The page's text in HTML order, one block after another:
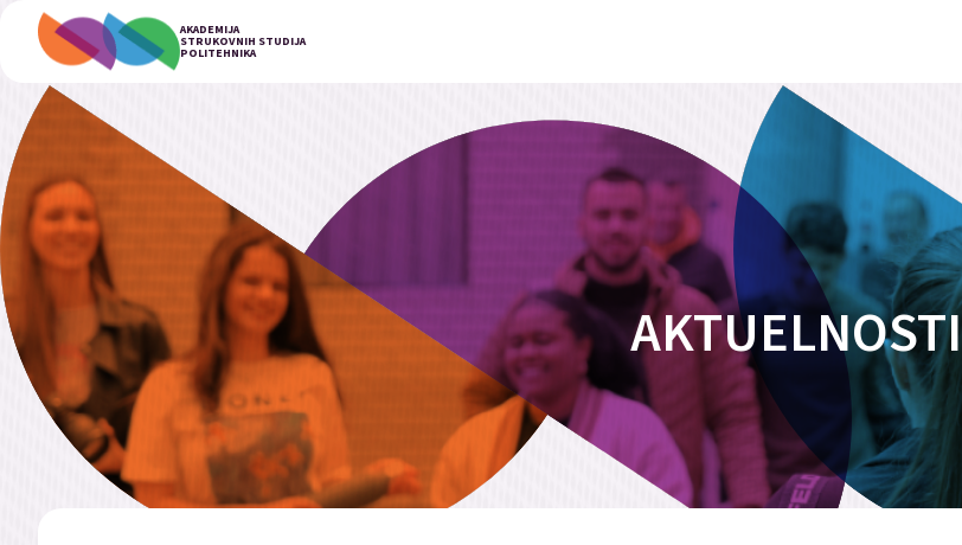
AKADEMIJA
STRUKOVNIH STUDIJA
POLITEHNIKA
AKTUELNOSTI